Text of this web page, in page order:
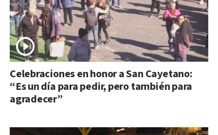
Celebraciones en honor a San Cayetano:
“Es un día para pedir, pero también para
agradecer”